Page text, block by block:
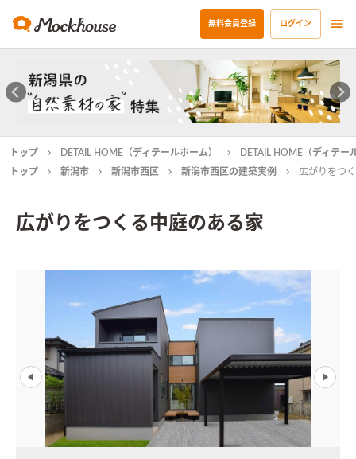
無料会員登録 ログイン
トップ DETAIL HOME（ディテールホーム）
DETAIL HOME（ディテ
トップ
新潟市 新潟市西区 新潟市西区の建築実例 広がりをつ
広がりをつくる中庭のある家